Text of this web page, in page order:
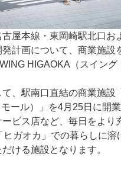
屋本線・東岡崎駅北口お
計画について、商業施設
HIGAOKA（スイング
て、駅南口直結の商業施
ール）」を4月25日に開
ビス店など、毎日をより
ヒガオカ」での暮らしに溶
ける施設となります。